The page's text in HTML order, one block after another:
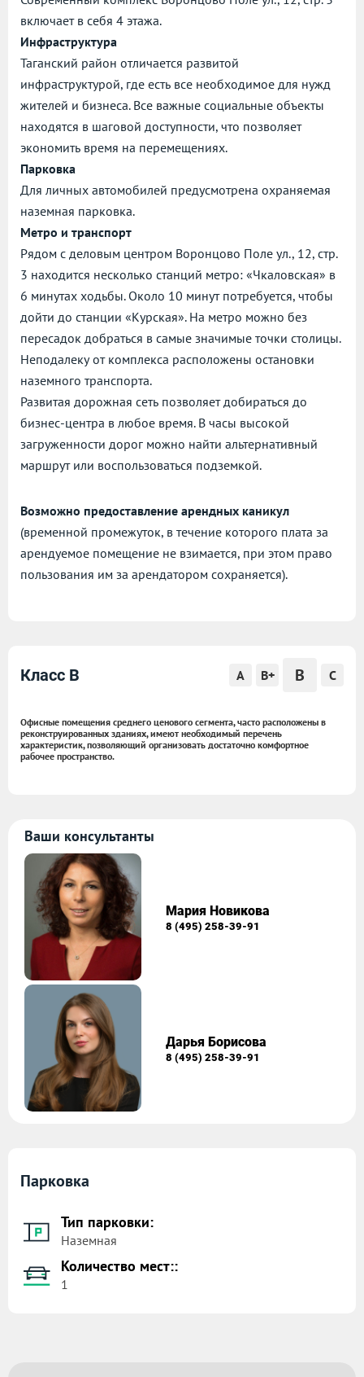
включает в себя 4 этажа.
Инфраструктура
Таганский район отличается развитой
инфраструктурой, где есть все необходимое для нужд
жителей и бизнеса. Все важные социальные объекты
находятся в шаговой доступности, что позволяет
экономить время на перемещениях.
Парковка
Для личных автомобилей предусмотрена охраняемая
наземная парковка.
Метро и транспорт
Рядом с деловым центром Воронцово Поле ул., 12, стр.
3 находится несколько станций метро: «Чкаловская» в
6 минутах ходьбы. Около 10 минут потребуется, чтобы
дойти до станции «Курская». На метро можно без
пересадок добраться в самые значимые точки столицы.
Неподалеку от комплекса расположены остановки
наземного транспорта.
Развитая дорожная сеть позволяет добираться до
бизнес-центра в любое время. В часы высокой
загруженности дорог можно найти альтернативный
маршрут или воспользоваться подземкой.
Возможно предоставление арендных каникул
(временной промежуток, в течение которого плата за
арендуемое помещение не взимается, при этом право
пользования им за арендатором сохраняется).
Класс B A B+ B C
Офисные помещения среднего ценового сегмента, часто расположены в
реконструированных зданиях, имеют необходимый перечень
характеристик, позволяющий организовать достаточно комфортное
рабочее пространство.
Ваши консультанты
Мария Новикова
8 (495) 258-39-91
Дарья Борисова
8 (495) 258-39-91
Парковка
Тип парковки:
Наземная
Количество мест::
1